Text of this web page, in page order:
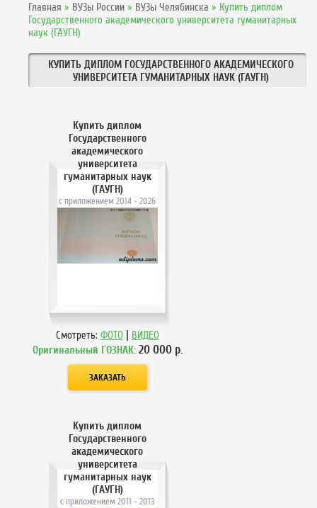
Главная » ВУЗы России » ВУЗы Челябинска » Купить диплом
Государственного академического университета гуманитарных
наук (ГАУГН)
КУПИТЬ ДИПЛОМ ГОСУДАРСТВЕННОГО АКАДЕМИЧЕСКОГО
УНИВЕРСИТЕТА ГУМАНИТАРНЫХ НАУК (ГАУГН)
Купить диплом
Государственного
академического
университета
гуманитарных наук
(ГАУГН)
с приложением 2014 - 2026
года (Новые Бланки)
Смотреть: ФОТО | ВИДЕО
Оригинальный ГОЗНАК: 20 000р.
Купить диплом
Государственного
академического
университета
гуманитарных наук
(ГАУГН)
с приложением 2011 - 2013